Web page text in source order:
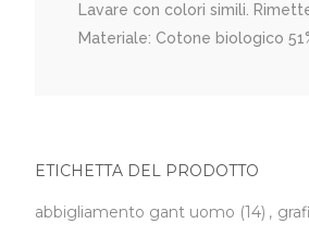
Lavare con colori simili.
Materiale: Cotone biologico
ETICHETTA DEL PRODOTTO
abbigliamento gant uomo (14) ,